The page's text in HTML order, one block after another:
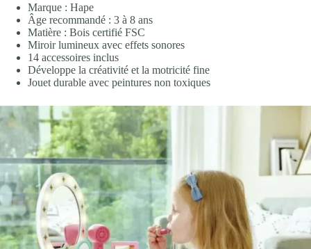
Marque : Hape
Âge recommandé : 3 à 8 ans
Matière : Bois certifié FSC
Miroir lumineux avec effets sonores
14 accessoires inclus
Développe la créativité et la motricité fine
Jouet durable avec peintures non toxiques